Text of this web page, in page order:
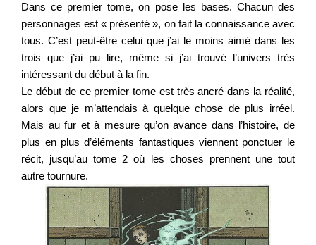
Dans ce premier tome, on pose les bases. Chacun des
personnages est « présenté », on fait la connaissance avec
tous. C’est peut-être celui que j’ai le moins aimé dans les
trois que j’ai pu lire, même si j’ai trouvé l’univers très
intéressant du début à la fin.
Le début de ce premier tome est très ancré dans la réalité,
alors que je m’attendais à quelque chose de plus irréel.
Mais au fur et à mesure qu’on avance dans l’histoire, de
plus en plus d’éléments fantastiques viennent ponctuer le
récit, jusqu’au tome 2 où les choses prennent une tout
autre tournure.